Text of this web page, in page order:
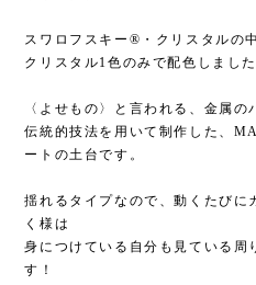
スワロフスキー®︎・クリスタルの
クリスタル1色のみで配色しました
〈よせもの〉と言われる、金属
伝統的技法を用いて制作した、
ートの土台です。
揺れるタイプなので、動くたびに
く様は
身につけている自分も見ている周
す！